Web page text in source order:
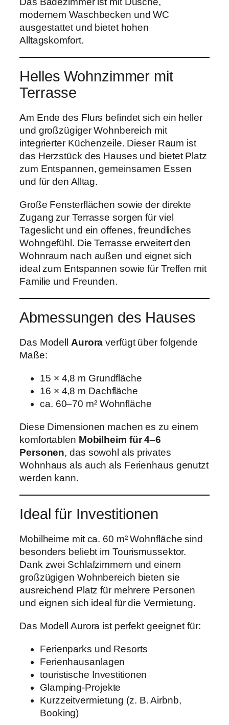
modernem Waschbecken und WC
ausgestattet und bietet hohen
Alltagskomfort.
Helles Wohnzimmer mit
Terrasse
Am Ende des Flurs befindet sich ein heller
und großzügiger Wohnbereich mit
integrierter Küchenzeile. Dieser Raum ist
das Herzstück des Hauses und bietet Platz
zum Entspannen, gemeinsamen Essen
und für den Alltag.
Große Fensterflächen sowie der direkte
Zugang zur Terrasse sorgen für viel
Tageslicht und ein offenes, freundliches
Wohngefühl. Die Terrasse erweitert den
Wohnraum nach außen und eignet sich
ideal zum Entspannen sowie für Treffen mit
Familie und Freunden.
Abmessungen des Hauses
Das Modell Aurora verfügt über folgende
Maße:
15 × 4,8 m Grundfläche
16 × 4,8 m Dachfläche
ca. 60–70 m² Wohnfläche
Diese Dimensionen machen es zu einem
komfortablen Mobilheim für 4–6
Personen, das sowohl als privates
Wohnhaus als auch als Ferienhaus genutzt
werden kann.
Ideal für Investitionen
Mobilheime mit ca. 60 m² Wohnfläche sind
besonders beliebt im Tourismussektor.
Dank zwei Schlafzimmern und einem
großzügigen Wohnbereich bieten sie
ausreichend Platz für mehrere Personen
und eignen sich ideal für die Vermietung.
Das Modell Aurora ist perfekt geeignet für:
Ferienparks und Resorts
Ferienhausanlagen
touristische Investitionen
Glamping-Projekte
Kurzzeitvermietung (z. B. Airbnb,
Booking)